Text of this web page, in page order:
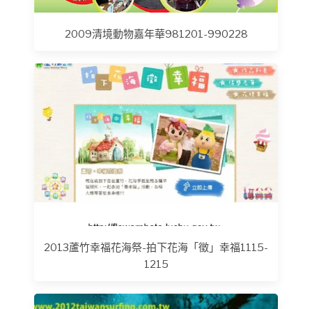
2009清境動物嘉年華981201-990228
2013蘆竹幸福花海祭-拍下花海「徵」幸福1115-
1215